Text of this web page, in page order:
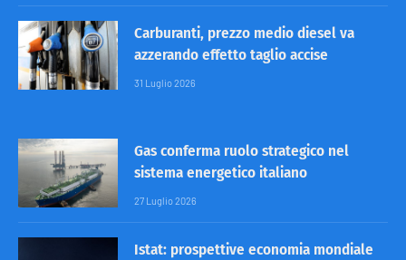
Carburanti, prezzo medio diesel va
azzerando effetto taglio accise
31 Luglio 2026
Gas conferma ruolo strategico nel
sistema energetico italiano
27 Luglio 2026
Istat: prospettive economia mondiale